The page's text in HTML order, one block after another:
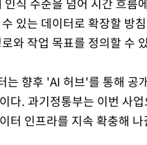
있는 데이터로 확장할 방
와 작업 목표를 정의할 수
는 향후 'AI 허브'를 통해 공
다. 과기정통부는 이번 사
터 인프라를 지속 확충해